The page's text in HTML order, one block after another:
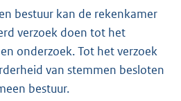
bestuur kan de rekenkamer
verzoek doen tot het
onderzoek. Tot het verzoek
van stemmen besloten
bestuur.